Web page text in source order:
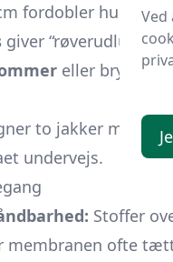
fordobler hurtigt
giver
eller
to jakker med
undervejs.
Stoffer
membranen ofte